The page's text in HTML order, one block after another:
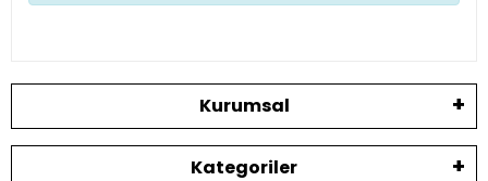
Kurumsal
Kategoriler